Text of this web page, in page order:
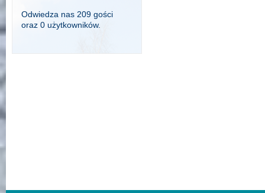
Odwiedza nas 209 gości
oraz 0 użytkowników.